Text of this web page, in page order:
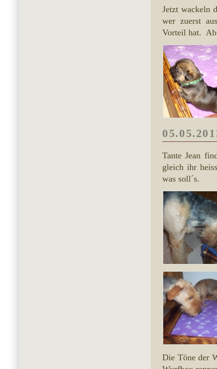
Jetzt wackeln
wer zuerst
Vorteil hat.
Tante Jean
gleich ihr
was soll´s.
Die Töne der